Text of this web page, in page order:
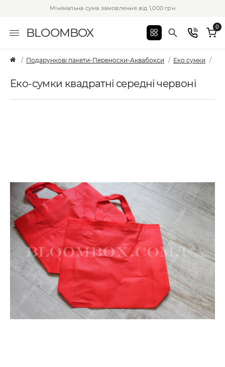
Мінімальна сума замовлення від 1,000 грн
BLOOMBOX 0
Подарункові пакети-Переноски-Аквабокси Еко сумки
Еко-сумки квадратні середні червоні